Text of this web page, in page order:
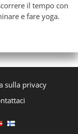
il tempo con
e fare yoga.
sulla privacy